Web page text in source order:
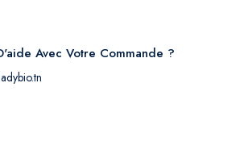
Avec Votre Commande ?